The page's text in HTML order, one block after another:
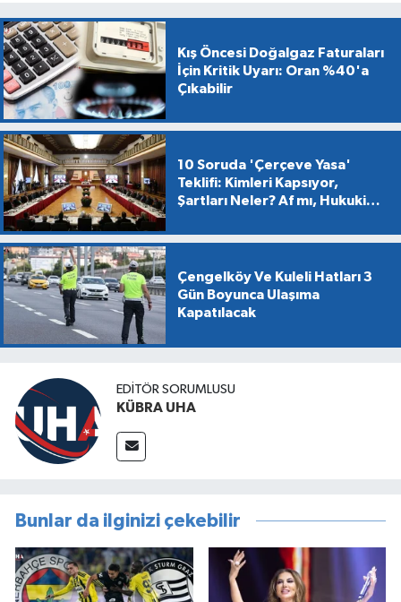
Kış Öncesi Doğalgaz Faturaları
İçin Kritik Uyarı: Oran %40'a
Çıkabilir
10 Soruda 'Çerçeve Yasa'
Teklifi: Kimleri Kapsıyor,
Şartları Neler? Af mı, Hukuki
Çengelköy Ve Kuleli Hatları 3
Gün Boyunca Ulaşıma
Kapatılacak
EDİTÖR SORUMLUSU
KÜBRA UHA
Bunlar da ilginizi çekebilir